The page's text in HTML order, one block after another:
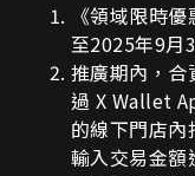
《領域限時
至2025年9月
推廣期內，
過 X Wallet
的線下門店內
輸入交易金額